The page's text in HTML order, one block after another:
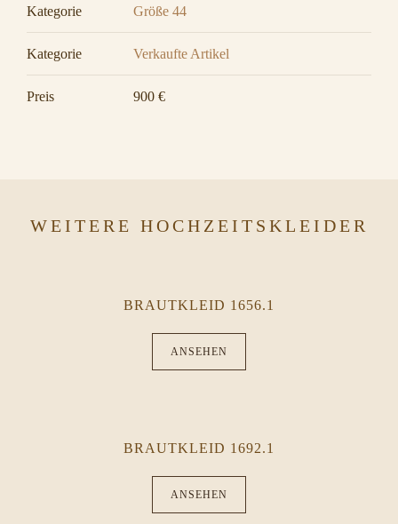
Kategorie Größe 44
Kategorie Verkaufte Artikel
Preis 900 €
WEITERE HOCHZEITSKLEIDER
BRAUTKLEID 1656.1
ANSEHEN
BRAUTKLEID 1692.1
ANSEHEN